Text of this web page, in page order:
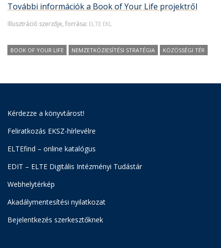
További információk a Book of Your Life projektről
Illusztráció szerzője, forrása: ELTE EKL
BOOK OF YOUR LIFE NEMZETKÖZIESÍTÉSI STRATÉGIA KÖZÖSSÉGI TÉR
Kérdezze a könyvtárost!
Feliratkozás EKSZ-hírlevélre
ELTEfind – online katalógus
EDIT – ELTE Digitális Intézményi Tudástár
Webhelytérkép
Akadálymentesítési nyilatkozat
Bejelentkezés szerkesztőknek